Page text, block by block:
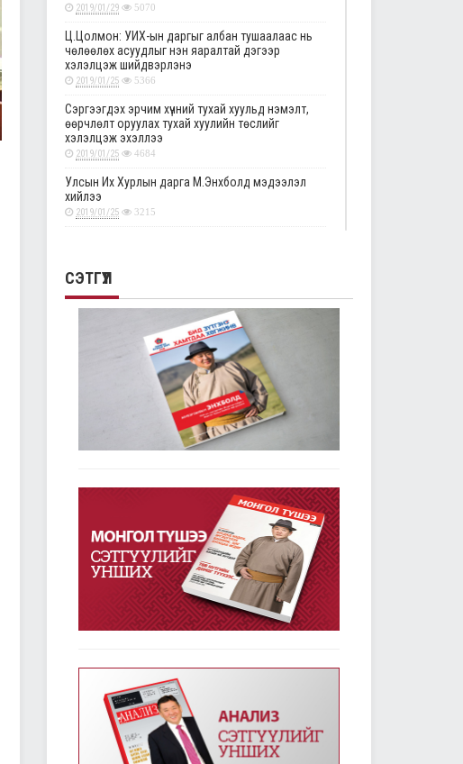
2019/01/29 5070
Ц.Цолмон: УИХ-ын даргыг албан тушаалаас нь
чөлөөлөх асуудлыг нэн яаралтай дэгээр
хэлэлцэж шийдвэрлэнэ
2019/01/25 5366
Сэргээгдэх эрчим хүчний тухай хуульд нэмэлт,
өөрчлөлт оруулах тухай хуулийн төслийг
хэлэлцэж эхэллээ
2019/01/25 4684
Улсын Их Хурлын дарга М.Энхболд мэдээлэл
хийлээ
2019/01/25 3215
хэлэлцүүлгийг дэмжлээ
2019/01/25
Улсын Их Хурлын тогтоолын төслүүдийг эцсийн
хэлэлцүүлэгт шилжүүлэв
2336
УИХ-ын дарга М.Энхболдын гаргасан зарчмын
зөрүүтэй санал гишүүдийн 72.7 хувийн дэмжлэг
Улсын Их Хурал - Энэ долоо хоногт /2019.01.14-
УИХ-ын энэ долоо хоногийн үйл ажиллагааны
2019/01/21 2378
УИХ-ын чуулганы хуралдааны дэгийн тухай
хуульд нэмэлт оруулах тухай хуулийг баталж,
дөрвөн хуулийн төслийг анхны хэлэлцүүлэгт
2019/01/18 2561
хэлэлцүүлэгт шилжүүлэв
2019/01/18 2364
Улсын Их Хурал - Энэ долоо хоногт /2019.01.07-
2019/01/14 3237
СЭТГҮҮЛ